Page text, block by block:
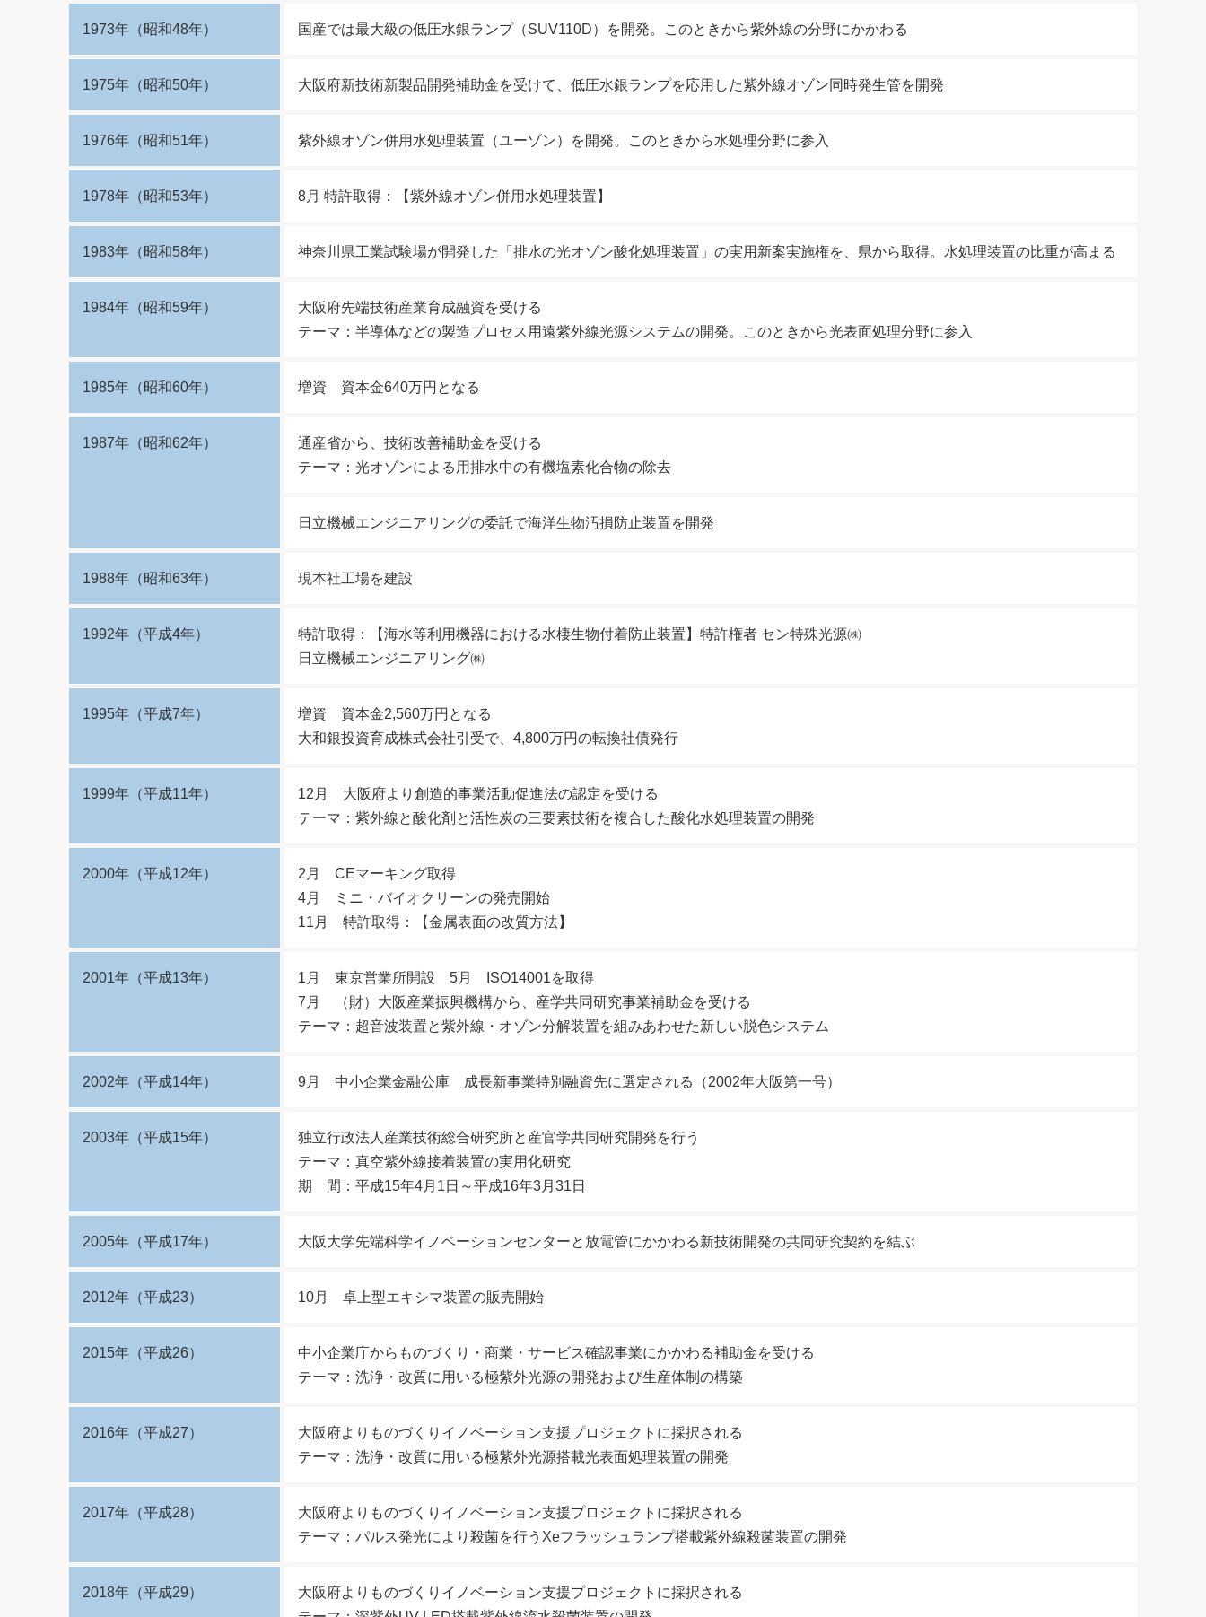
1973年（昭和48年） 国産では最大級の低圧水銀ランプ（SUV110D）を開発。このときから紫外線の分野にかかわる
1975年（昭和50年） 大阪府新技術新製品開発補助金を受けて、低圧水銀ランプを応用した紫外線オゾン同時発生管を開発
1976年（昭和51年） 紫外線オゾン併用水処理装置（ユーゾン）を開発。このときから水処理分野に参入
1978年（昭和53年） 8月 特許取得：【紫外線オゾン併用水処理装置】
1983年（昭和58年） 神奈川県工業試験場が開発した「排水の光オゾン酸化処理装置」の実用新案実施権を、県から取得。水処理装置の比重が高まる
1984年（昭和59年）
大阪府先端技術産業育成融資を受ける
テーマ：半導体などの製造プロセス用遠紫外線光源システムの開発。このときから光表面処理分野に参入
1985年（昭和60年） 増資 資本金640万円となる
1987年（昭和62年）
通産省から、技術改善補助金を受ける
テーマ：光オゾンによる用排水中の有機塩素化合物の除去
日立機械エンジニアリングの委託で海洋生物汚損防止装置を開発
1988年（昭和63年） 現本社工場を建設
1992年（平成4年）
特許取得：【海水等利用機器における水棲生物付着防止装置】特許権者 セン特殊光源㈱
日立機械エンジニアリング㈱
1995年（平成7年）
増資 資本金2,560万円となる
大和銀投資育成株式会社引受で、4,800万円の転換社債発行
1999年（平成11年）
12月 大阪府より創造的事業活動促進法の認定を受ける
テーマ：紫外線と酸化剤と活性炭の三要素技術を複合した酸化水処理装置の開発
2000年（平成12年）
2月 CEマーキング取得
4月 ミニ・バイオクリーンの発売開始
11月 特許取得：【金属表面の改質方法】
2001年（平成13年）
1月 東京営業所開設 5月 ISO14001を取得
7月 （財）大阪産業振興機構から、産学共同研究事業補助金を受ける
テーマ：超音波装置と紫外線・オゾン分解装置を組みあわせた新しい脱色システム
2002年（平成14年） 9月 中小企業金融公庫 成長新事業特別融資先に選定される（2002年大阪第一号）
2003年（平成15年）
独立行政法人産業技術総合研究所と産官学共同研究開発を行う
テーマ：真空紫外線接着装置の実用化研究
期 間：平成15年4月1日～平成16年3月31日
2005年（平成17年） 大阪大学先端科学イノベーションセンターと放電管にかかわる新技術開発の共同研究契約を結ぶ
2012年（平成23） 10月 卓上型エキシマ装置の販売開始
2015年（平成26）
中小企業庁からものづくり・商業・サービス確認事業にかかわる補助金を受ける
テーマ：洗浄・改質に用いる極紫外光源の開発および生産体制の構築
2016年（平成27）
大阪府よりものづくりイノベーション支援プロジェクトに採択される
テーマ：洗浄・改質に用いる極紫外光源搭載光表面処理装置の開発
2017年（平成28）
大阪府よりものづくりイノベーション支援プロジェクトに採択される
テーマ：パルス発光により殺菌を行うXeフラッシュランプ搭載紫外線殺菌装置の開発
2018年（平成29）
大阪府よりものづくりイノベーション支援プロジェクトに採択される